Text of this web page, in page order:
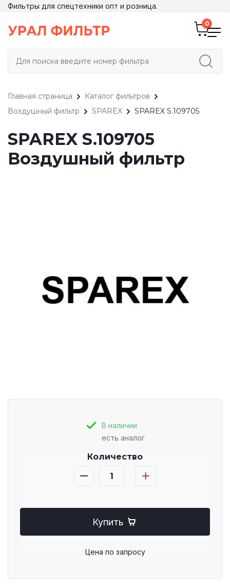
Фильтры для спецтехники опт и розница.
Главная страница
Каталог фильтров
Воздушный фильтр
SPAREX SPAREX S.109705
SPAREX S.109705
Воздушный фильтр
В наличии
есть аналог
Количество
Купить
Цена по запросу